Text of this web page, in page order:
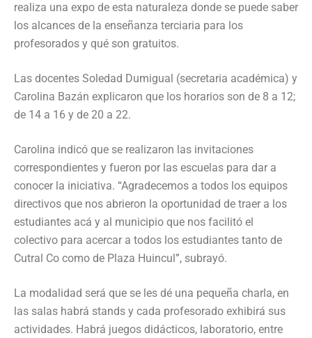
realiza una expo de esta naturaleza donde se puede saber
los alcances de la enseñanza terciaria para los
profesorados y qué son gratuitos.
Las docentes Soledad Dumigual (secretaria académica) y
Carolina Bazán explicaron que los horarios son de 8 a 12;
de 14 a 16 y de 20 a 22.
Carolina indicó que se realizaron las invitaciones
correspondientes y fueron por las escuelas para dar a
conocer la iniciativa. “Agradecemos a todos los equipos
directivos que nos abrieron la oportunidad de traer a los
estudiantes acá y al municipio que nos facilitó el
colectivo para acercar a todos los estudiantes tanto de
Cutral Co como de Plaza Huincul”, subrayó.
La modalidad será que se les dé una pequeña charla, en
las salas habrá stands y cada profesorado exhibirá sus
actividades. Habrá juegos didácticos, laboratorio, entre